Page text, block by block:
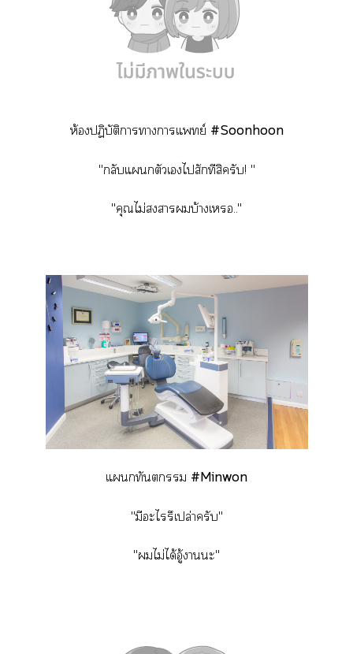
ห้องปฏิบัติาาาแพทย์ #Soonhoon
"กลับแตัวเไสักทีสิครับ! "
"คุณไม่าบ้างเ.."
แทันร #Minwon
"มีะไรึเปล่าครับ"
"ไม่ได้อู้าะ"